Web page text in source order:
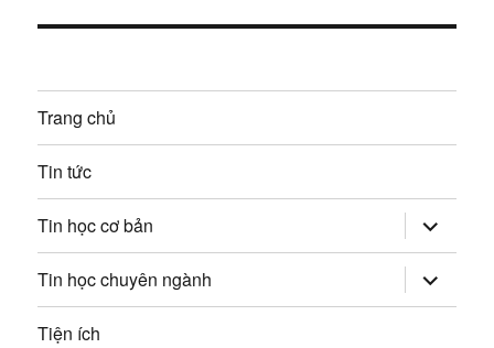
ế
Trang chủ
Tin tức
Tin học cơ bản mở
rộng
trình
đơn
con
Tin học chuyên ngành mở
rộng
trình
Tiện ích